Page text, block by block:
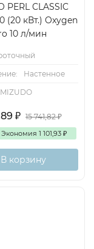
PERL CLASSIC
(20 кВт.) Oxygen
10 л/мин
Настенное
MIZUDO
₽ 15 741,82₽
Экономия 1 101,93 ₽
В корзину